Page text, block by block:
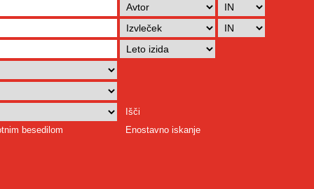
Išči
besedilom
Enostavno iskanje